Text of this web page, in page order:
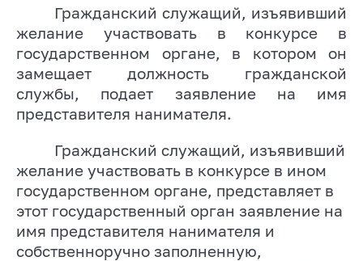
Гражданский служащий, изъявивший
желание участвовать в конкурсе в
государственном органе, в котором он
замещает должность гражданской
службы, подает заявление на имя
представителя нанимателя.
Гражданский служащий, изъявивший
желание участвовать в конкурсе в ином
государственном органе, представляет в
этот государственный орган заявление на
имя представителя нанимателя и
собственноручно заполненную,